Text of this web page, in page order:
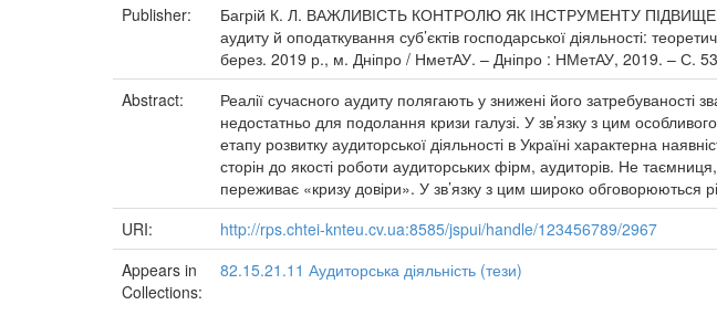
Publisher:
Багрій К. Л. ВАЖЛИВІСТЬ КОНТРОЛЮ ЯК ІНСТРУМЕНТУ
аудиту й оподаткування суб’єктів господарської діяльності:
берез. 2019 р., м. Дніпро / НметАУ. – Дніпро : НМетАУ, 2019. – С.
Abstract:
Реалії сучасного аудиту полягають у знижені його
недостатньо для подолання кризи галузі. У зв’язку з цим
етапу розвитку аудиторської діяльності в Україні характерна
сторін до якості роботи аудиторських фірм, аудиторів. Не
переживає «кризу довіри». У зв’язку з цим широко обговорюються
URI:
http://rps.chtei-knteu.cv.ua:8585/jspui/handle/123456789/2967
Appears in
Collections:
82.15.21.11 Аудиторська діяльність (тези)